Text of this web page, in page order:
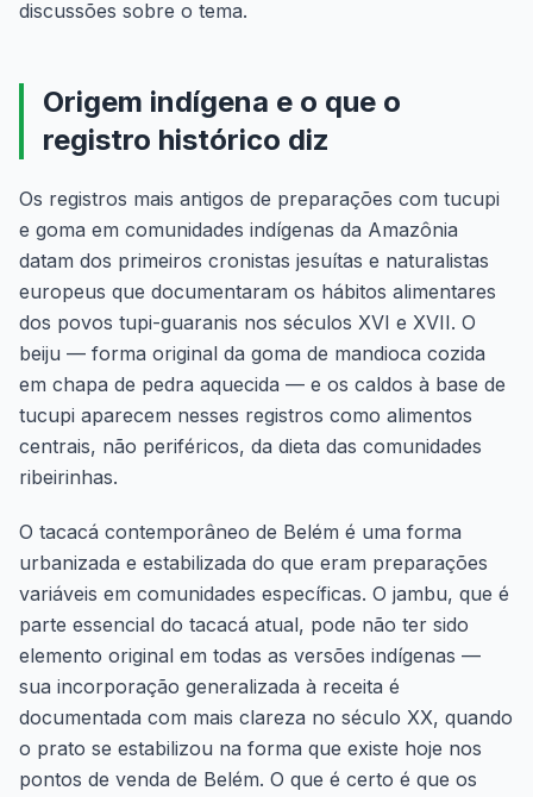
discussões sobre o tema.
Origem indígena e o que o
registro histórico diz
Os registros mais antigos de preparações com tucupi
e goma em comunidades indígenas da Amazônia
datam dos primeiros cronistas jesuítas e naturalistas
europeus que documentaram os hábitos alimentares
dos povos tupi-guaranis nos séculos XVI e XVII. O
beiju — forma original da goma de mandioca cozida
em chapa de pedra aquecida — e os caldos à base de
tucupi aparecem nesses registros como alimentos
centrais, não periféricos, da dieta das comunidades
ribeirinhas.
O tacacá contemporâneo de Belém é uma forma
urbanizada e estabilizada do que eram preparações
variáveis em comunidades específicas. O jambu, que é
parte essencial do tacacá atual, pode não ter sido
elemento original em todas as versões indígenas —
sua incorporação generalizada à receita é
documentada com mais clareza no século XX, quando
o prato se estabilizou na forma que existe hoje nos
pontos de venda de Belém. O que é certo é que os